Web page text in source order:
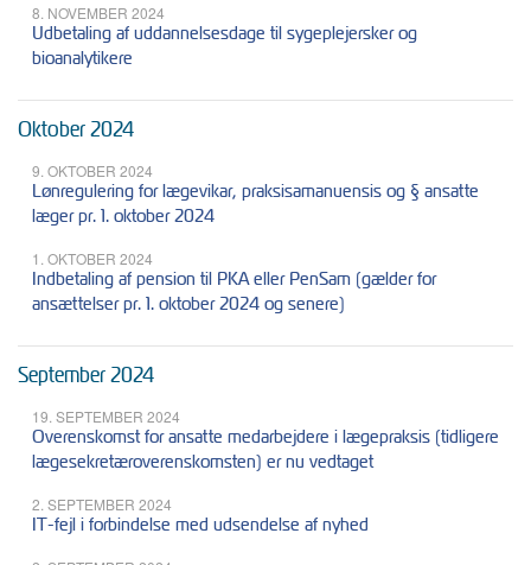
8. NOVEMBER 2024
Udbetaling af uddannelsesdage til sygeplejersker og
bioanalytikere
Oktober 2024
9. OKTOBER 2024
Lønregulering for lægevikar, praksisamanuensis og § ansatte
læger pr. 1. oktober 2024
1. OKTOBER 2024
Indbetaling af pension til PKA eller PenSam (gælder for
ansættelser pr. 1. oktober 2024 og senere)
September 2024
19. SEPTEMBER 2024
Overenskomst for ansatte medarbejdere i lægepraksis (tidligere
lægesekretæroverenskomsten) er nu vedtaget
2. SEPTEMBER 2024
IT-fejl i forbindelse med udsendelse af nyhed